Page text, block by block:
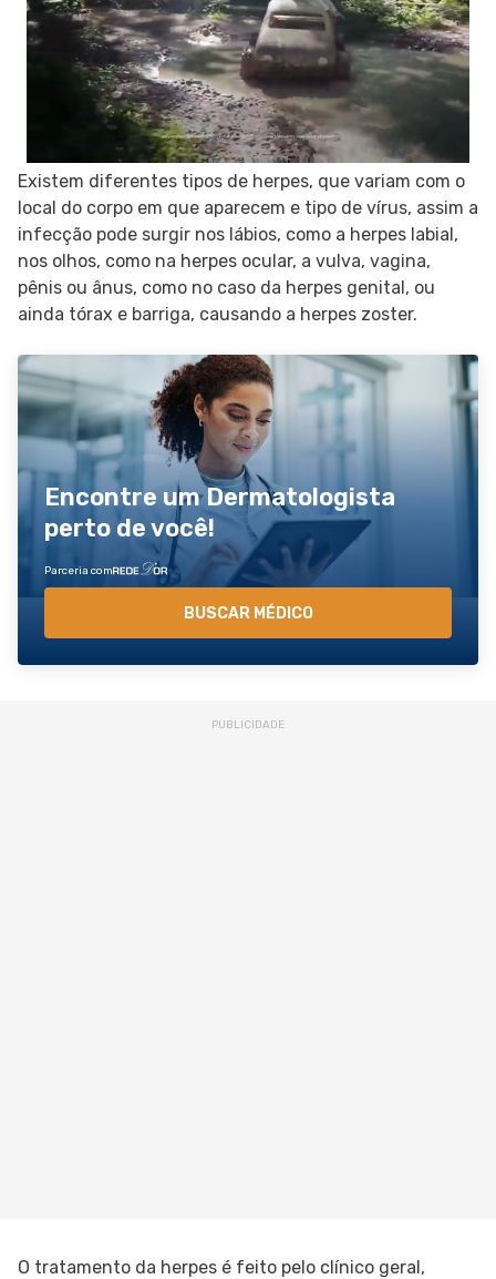
Existem diferentes tipos de herpes, que variam com o
local do corpo em que aparecem e tipo de vírus, assim a
infecção pode surgir nos lábios, como a herpes labial,
nos olhos, como na herpes ocular, a vulva, vagina,
pênis ou ânus, como no caso da herpes genital, ou
ainda tórax e barriga, causando a herpes zoster.
Encontre um Dermatologista
perto de você!
Parceria com
BUSCAR MÉDICO
O tratamento da herpes é feito pelo clínico geral,